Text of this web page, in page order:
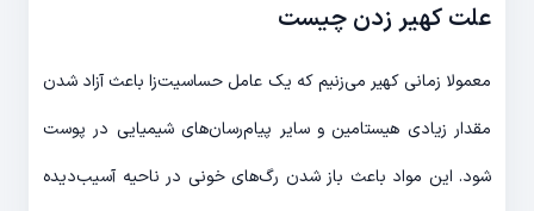
علت کهیر زدن چیست
معمولا زمانی کهیر می‌زنیم که یک عامل حساسیت‌زا باعث آزاد شدن
مقدار زیادی هیستامین و سایر پیام‌رسان‌های شیمیایی در پوست
‌شود. این مواد باعث باز شدن رگ‌های خونی در ناحیه آسیب‌دیده